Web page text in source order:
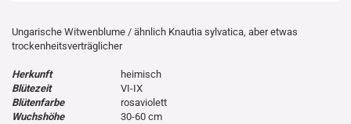
Ungarische Witwenblume / ähnlich Knautia sylvatica, aber etwas
trockenheitsverträglicher
Herkunft
heimisch
Blütezeit
VI-IX
Blütenfarbe
rosaviolett
Wuchshöhe
30-60 cm